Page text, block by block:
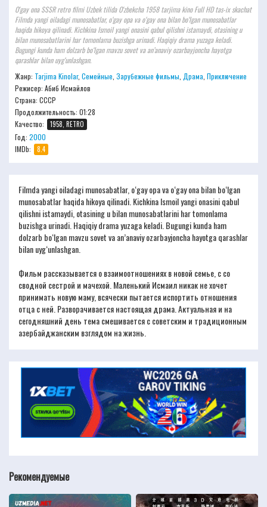
O'gay ona SSSR retro filmi Uzbek tilida O'zbekcha 1958 tarjima kino Full HD tas-ix skachat
Filmda yangi oiladagi munosabatlar, o‘gay opa va o‘gay ona bilan bo‘lgan munosabatlar
haqida hikoya qilinadi. Kichkina Ismoil yangi onasini qabul qilishni istamaydi, otasining u
bilan munosabatlarini har tomonlama buzishga urinadi. Haqiqiy drama yuzaga keladi.
Bugungi kunda ham dolzarb bo‘lgan mavzu sovet va an’anaviy ozarbayjoncha hayotga
qarashlar bilan uyg‘unlashgan.
Жанр: Tarjima Kinolar, Семейные Зарубежные фильмы Драма Приключение
Режисер: Абиб Исмайлов
Страна: СССР
Продолжительность: 01:28
Качество:
1958, RETRO
Год: 2000
IMDb:
8.4
Filmda yangi oiladagi munosabatlar, o‘gay opa va o‘gay ona bilan bo‘lgan
munosabatlar haqida hikoya qilinadi. Kichkina Ismoil yangi onasini qabul
qilishni istamaydi, otasining u bilan munosabatlarini har tomonlama
buzishga urinadi. Haqiqiy drama yuzaga keladi. Bugungi kunda ham
dolzarb bo‘lgan mavzu sovet va an’anaviy ozarbayjoncha hayotga qarashlar
bilan uyg‘unlashgan.
Фильм рассказывается о взаимоотношениях в новой семье, с со
сводной сестрой и мачехой. Маленький Исмаил никак не хочет
принимать новую маму, всячески пытается испортить отношения
отца с ней. Разворачивается настоящая драма. Актуальная и на
сегодняшний день тема смешивается с советским и традиционным
азербайджанским взглядом на жизнь.
Рекомендуемые